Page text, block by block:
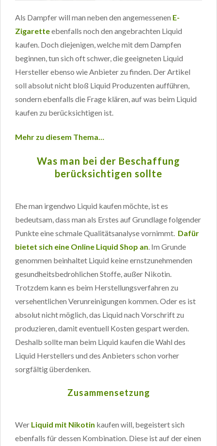
Als Dampfer will man neben den angemessenen E-
Zigaretteebenfalls noch den angebrachten Liquid
kaufen. Doch diejenigen, welche mit dem Dampfen
beginnen, tun sich oft schwer, die geeigneten Liquid
Hersteller ebenso wie Anbieter zu finden. Der Artikel
soll absolut nicht bloß Liquid Produzenten aufführen,
sondern ebenfalls die Frage klären, auf was beim Liquid
kaufen zu berücksichtigen ist.
Mehr zu diesem Thema…
Was man bei der Beschaffung
berücksichtigen sollte
Ehe man irgendwo Liquid kaufen möchte, ist es
bedeutsam, dass man als Erstes auf Grundlage folgender
Punkte eine schmale Qualitätsanalyse vornimmt. Dafür
bietet sich eine Online Liquid Shop an . Im Grunde
genommen beinhaltet Liquid keine ernstzunehmenden
gesundheitsbedrohlichen Stoffe, außer Nikotin.
Trotzdem kann es beim Herstellungsverfahren zu
versehentlichen Verunreinigungen kommen. Oder es ist
absolut nicht möglich, das Liquid nach Vorschrift zu
produzieren, damit eventuell Kosten gespart werden.
Deshalb sollte man beim Liquid kaufen die Wahl des
Liquid Herstellers und des Anbieters schon vorher
sorgfältig überdenken.
Zusammensetzung
Wer Liquid mit Nikotin kaufen will, begeistert sich
ebenfalls für dessen Kombination. Diese ist auf der einen